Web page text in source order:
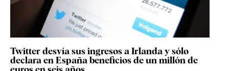
Twitter desvía sus ingresos a Irlanda y sólo
declara en España beneficios de un millón de